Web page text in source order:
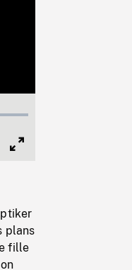
plans
fille